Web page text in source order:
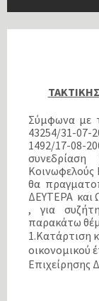
Σύμφωνα με
43254/31-
1492/17-
συνεδρίαση
Κοινωφελούς
θα
ΔΕΥΤΕΡΑ και
, για
παρακάτω
1.Κατάρτιση
οικονομικού
Επιχείρησης